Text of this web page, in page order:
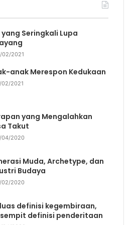
:
yang Seringkali Lupa
02/2021
anak Merespon Kedukaan
02/2021
yang Mengalahkan
Takut
04/2020
Muda, Archetype, dan
Budaya
02/2020
definisi kegembiraan,
definisi penderitaan